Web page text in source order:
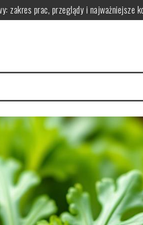
zakres prac, przeglądy i najważniejsze
zarządzać dla zdrowia
zdrowotnymi